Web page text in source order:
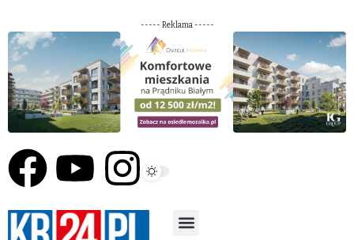
----- Reklama -----